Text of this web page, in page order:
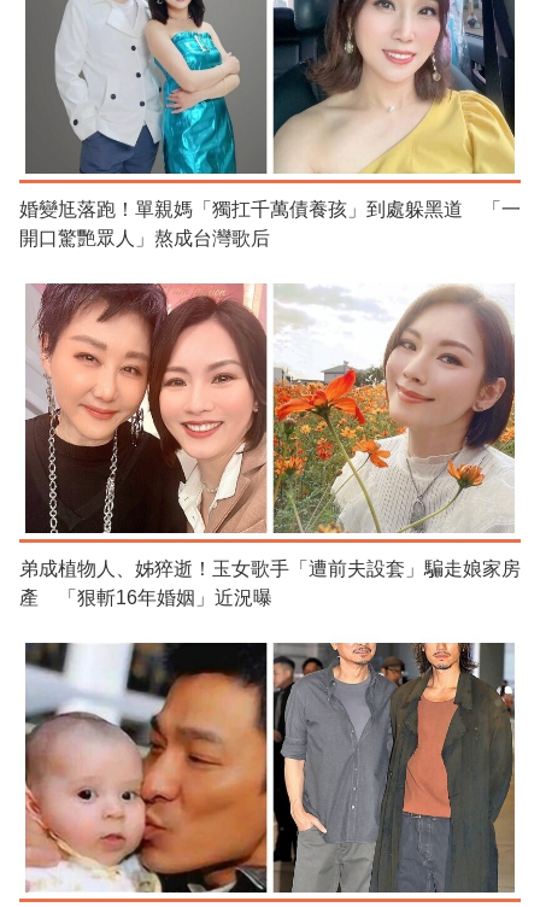
婚變尪落跑！單親媽「獨扛千萬債養孩」到處躲黑道 「一
開口驚艷眾人」熬成台灣歌后
弟成植物人、姊猝逝！玉女歌手「遭前夫設套」騙走娘家房
產 「狠斬16年婚姻」近況曝